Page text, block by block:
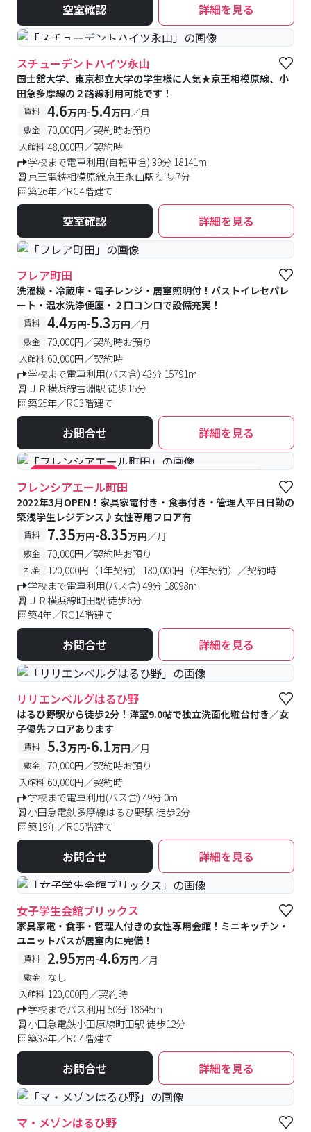
空室確認 詳細を見る
#予約受付中 #空室待ち
スチューデントハイツ永山
国士舘大学、東京都立大学の学生様に人気★京王相模原線、小
田急多摩線の２路線利用可能です！
賃料 4.6万円-5.4万円／月
敷金 70,000円／契約時お預り
入館料 48,000円／契約時
学校まで電車利用(自転車含) 39分 18141m
京王電鉄相模原線京王永山駅 徒歩7分
築26年／RC4階建て
空室確認 詳細を見る
フレア町田
洗濯機・冷蔵庫・電子レンジ・居室照明付！バストイレセパレ
ート・温水洗浄便座・２口コンロで設備充実！
賃料 4.4万円-5.3万円／月
敷金 70,000円／契約時お預り
入館料 60,000円／契約時
学校まで電車利用(バス含) 43分 15791m
ＪＲ横浜線古淵駅 徒歩15分
築25年／RC3階建て
お問合せ 詳細を見る
#キャンペーン実施中 #食事付き #女性専用フロアあり
フレンシアエール町田
2022年3月OPEN！家具家電付き・食事付き・管理人平日日勤の
築浅学生レジデンス♪女性専用フロア有
賃料 7.35万円-8.35万円／月
敷金 70,000円／契約時お預り
礼金
120,000円（1年契約）180,000円（2年契約）／契約時
学校まで電車利用(バス含) 49分 18098m
ＪＲ横浜線町田駅 徒歩6分
築4年／RC14階建て
お問合せ 詳細を見る
リリエンベルグはるひ野
はるひ野駅から徒歩2分！洋室9.0帖で独立洗面化粧台付き／女
子優先フロアあります
賃料 5.3万円-6.1万円／月
敷金 70,000円／契約時お預り
入館料 60,000円／契約時
学校まで電車利用(バス含) 49分 0m
小田急電鉄多摩線はるひ野駅 徒歩2分
築19年／RC5階建て
お問合せ 詳細を見る
#食事付き #女性専用
女子学生会館ブリックス
家具家電・食事・管理人付きの女性専用会館！ミニキッチン・
ユニットバスが居室内に完備！
賃料 2.95万円-4.6万円／月
敷金 なし
入館料 120,000円／契約時
学校までバス利用 50分 18645m
小田急電鉄小田原線町田駅 徒歩12分
築38年／RC4階建て
お問合せ 詳細を見る
マ・メゾンはるひ野